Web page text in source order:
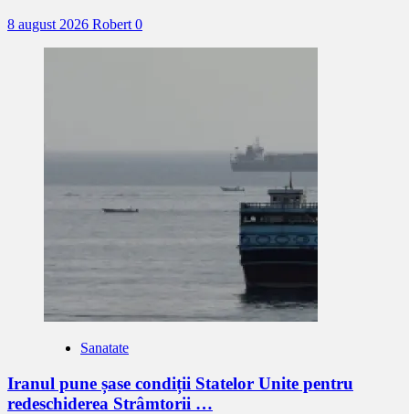
8 august 2026 Robert 0
Sanatate
Iranul pune șase condiții Statelor Unite pentru
redeschiderea Strâmtorii …